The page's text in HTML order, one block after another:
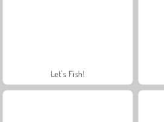
Let's Fish!